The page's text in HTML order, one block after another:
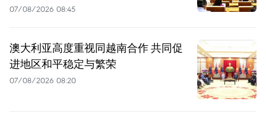
07/08/2026 08:45
澳大利亚高度重视同越南合作 共同促
进地区和平稳定与繁荣
07/08/2026 08:20